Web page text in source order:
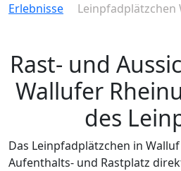
Erlebnisse Leinpfadplätzchen
Rast- und
Wallufer
des
Das Leinpfadplätzchen in
Aufenthalts- und Rastplatz